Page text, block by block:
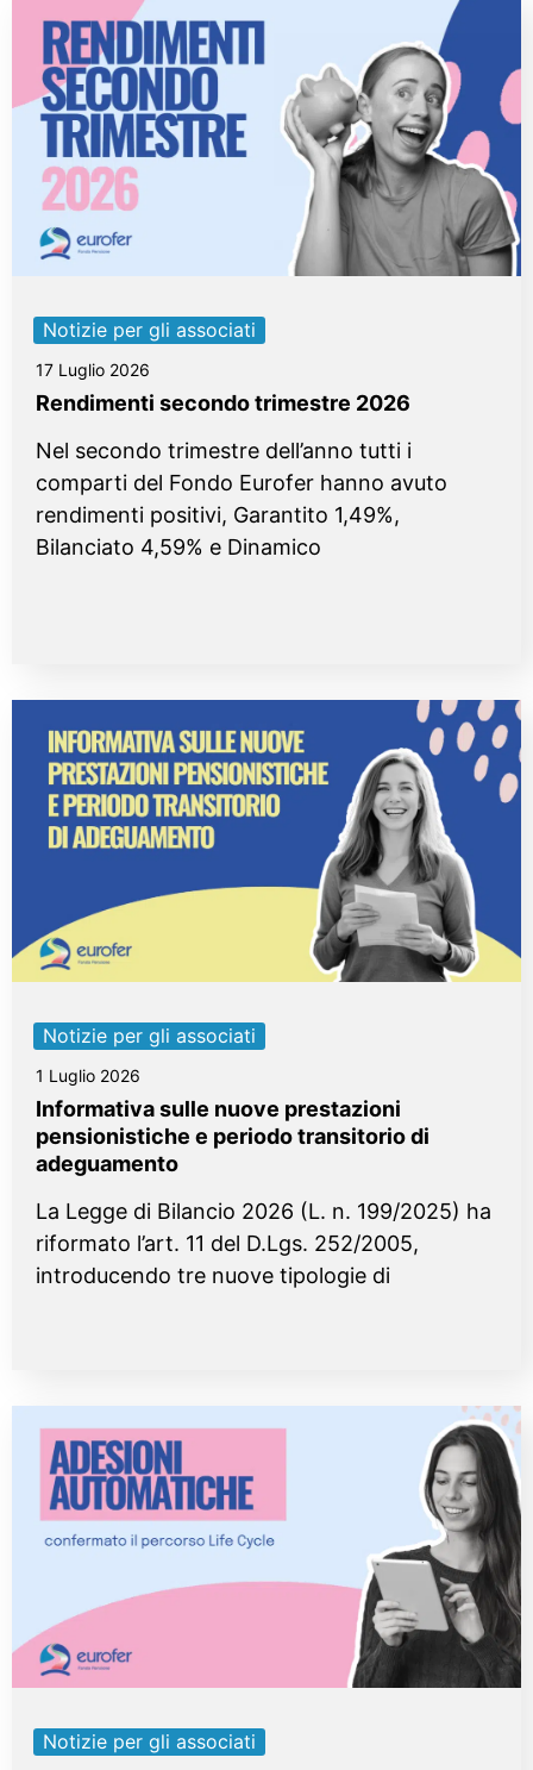
Notizie per gli associati
17 Luglio 2026
Rendimenti secondo trimestre 2026
Nel secondo trimestre dell’anno tutti i
comparti del Fondo Eurofer hanno avuto
rendimenti positivi, Garantito 1,49%,
Bilanciato 4,59% e Dinamico
Notizie per gli associati
1 Luglio 2026
Informativa sulle nuove prestazioni
pensionistiche e periodo transitorio di
adeguamento
La Legge di Bilancio 2026 (L. n. 199/2025) ha
riformato l’art. 11 del D.Lgs. 252/2005,
introducendo tre nuove tipologie di
Notizie per gli associati